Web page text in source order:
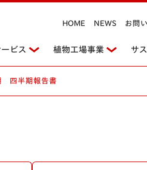
ビス 植物工場事業 サ
HOME NEWS お問
四半期報告書